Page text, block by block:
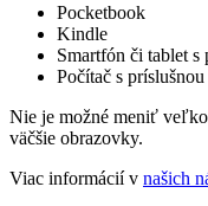
Pocketbook
Kindle
Smartfón či tablet s
Počítač s
Nie je možné meniť
väčšie obrazovky.
Viac informácií v našich